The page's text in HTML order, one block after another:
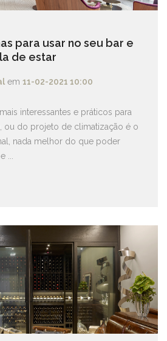
para usar no seu bar e
de estar
em 11-02-2021 10:00
interessantes e práticos para
ou do projeto de climatização é o
nada melhor do que poder